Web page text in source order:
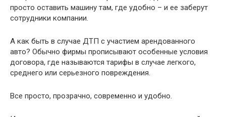
просто оставить машину там, где удобно – и ее заберут
сотрудники компании.
А как быть в случае ДТП с участием арендованного
авто? Обычно фирмы прописывают особенные условия
договора, где называются тарифы в случае легкого,
среднего или серьезного повреждения.
Все просто, прозрачно, современно и удобно.